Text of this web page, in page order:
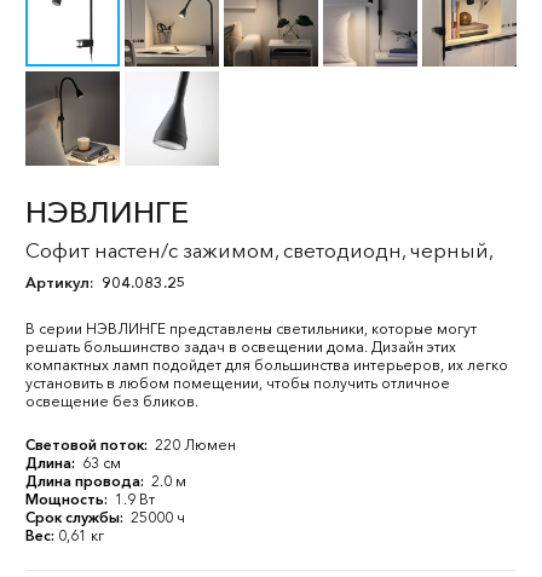
НЭВЛИНГЕ
Софит настен/с зажимом, светодиодн, черный,
Артикул: 904.083.25
В серии НЭВЛИНГЕ представлены светильники, которые могут
решать большинство задач в освещении дома. Дизайн этих
компактных ламп подойдет для большинства интерьеров, их легко
установить в любом помещении, чтобы получить отличное
освещение без бликов.
Световой поток: 220 Люмен
Длина: 63 см
Длина провода: 2.0 м
Мощность: 1.9 Вт
Срок службы: 25000 ч
Вес: 0,61 кг